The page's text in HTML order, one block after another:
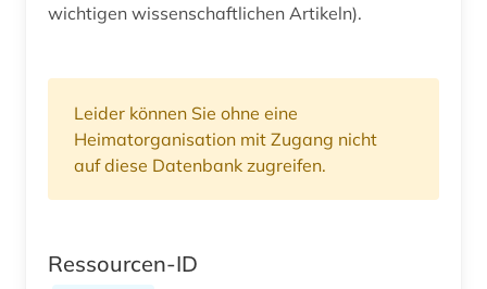
wichtigen wissenschaftlichen Artikeln).
Leider können Sie ohne eine
Heimatorganisation mit Zugang nicht
auf diese Datenbank zugreifen.
Ressourcen-ID